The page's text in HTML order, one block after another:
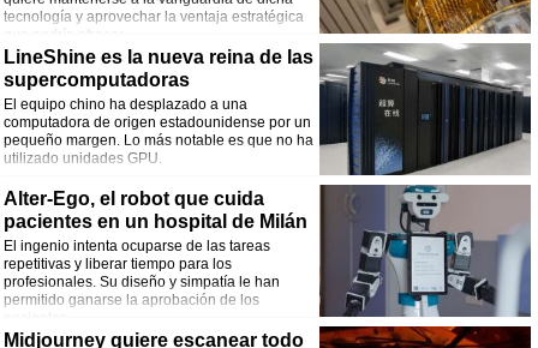
tecnología y aprovechar la ventaja estratégica
que podría ofrecer.
LineShine es la nueva reina de las
supercomputadoras
El equipo chino ha desplazado a una
computadora de origen estadounidense por un
pequeño margen. Lo más notable es que no ha
utilizado unidades GPU.
Alter-Ego, el robot que cuida
pacientes en un hospital de Milán
El ingenio intenta ocuparse de las tareas
repetitivas y liberar tiempo para los
profesionales. Su diseño y simpatía le han
permitido ganarse la aprobación de los
pacientes.
Midjourney quiere escanear todo